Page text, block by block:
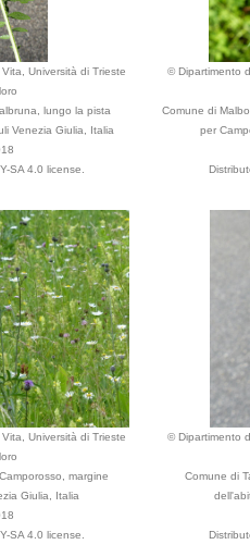
Università di Trieste
lungo la pista
Venezia Giulia, Italia
SA 4.0 license.
© Dipartimento
Comune di
per
Università di Trieste
margine
Giulia, Italia
SA 4.0 license.
© Dipartimento
Comune di